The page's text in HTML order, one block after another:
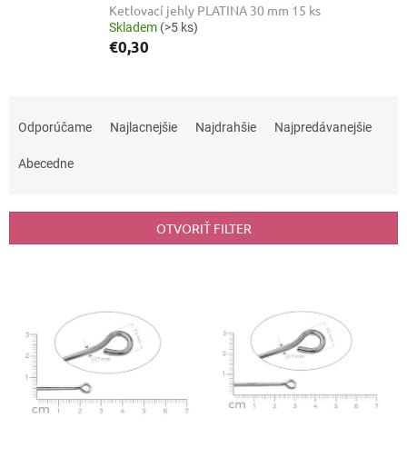
Ketlovací jehly PLATINA 30 mm 15 ks
Skladem (>5 ks)
€0,30
p
Odporúčame Najlacnejšie Najdrahšie Najpredávanejšie
Abecedne
OTVORIŤ FILTER